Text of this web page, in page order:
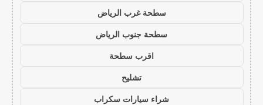
سطحة غرب الرياض
سطحة جنوب الرياض
اقرب سطحة
تشليح
شراء سيارات سكراب